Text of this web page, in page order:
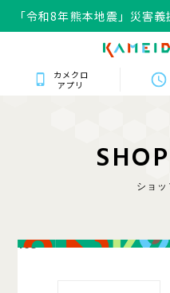
「令和8年熊本地震」災害
カメクロ
アプリ
SHOP
ショ
105